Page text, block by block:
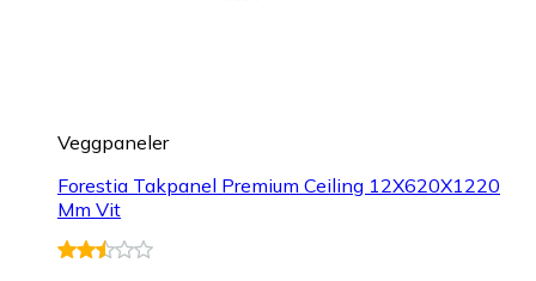
Veggpaneler
Forestia Takpanel Premium Ceiling 12X620X1220
Mm Vit